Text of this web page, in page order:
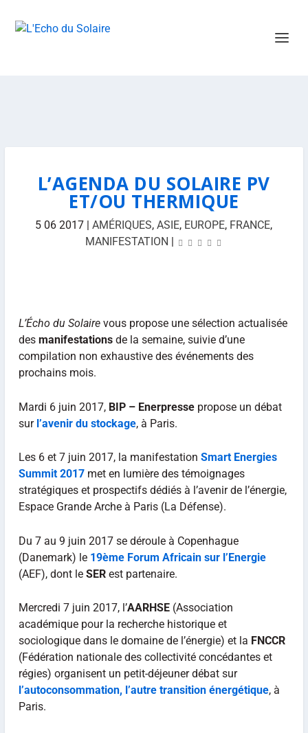
L’AGENDA DU SOLAIRE PV
ET/OU THERMIQUE
5 06 2017 |AMÉRIQUES,ASIE, EUROPE, FRANCE,
MANIFESTATION |
L’Écho du Solairevous propose une sélection actualisée
des manifestationsde la semaine, suivie d’une
compilation non exhaustive des événements des
prochains mois.
Mardi 6 juin 2017, BIP – Enerpressepropose un débat
sur l’avenir du stockage, à Paris.
Les 6 et 7 juin 2017, la manifestation Smart Energies
Summit 2017met en lumière des témoignages
stratégiques et prospectifs dédiés à l’avenir de l’énergie,
Espace Grande Arche à Paris (La Défense).
Du 7 au 9 juin 2017 se déroule à Copenhague
(Danemark) le 19ème Forum Africain sur l’Energie
(AEF), dont le SERest partenaire.
Mercredi 7 juin 2017, l’AARHSE(Association
académique pour la recherche historique et
sociologique dans le domaine de l’énergie) et la FNCCR
(Fédération nationale des collectivité concédantes et
régies) organisent un petit-déjeuner débat sur
l’autoconsommation, l’autre transition énergétique, à
Paris.